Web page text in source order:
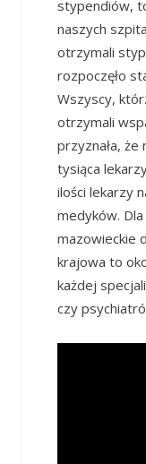
stypendiów,
naszych
otrzymali
rozpoczęło
Wszyscy,
otrzymali
przyznała, że
tysiąca
ilości lekarzy
medyków.
mazowieckie
krajowa to
każdej
czy